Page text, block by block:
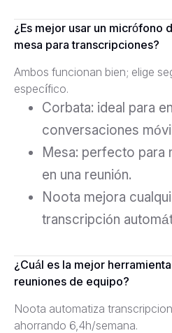
¿Es mejor usar un micrófono
mesa para transcripciones?
Ambos funcionan bien; elige
específico.
Corbata: ideal para
conversaciones
Mesa: perfecto para
en una reunión.
Noota mejora
transcripción
¿Cuál es la mejor
reuniones de equipo?
Noota automatiza
ahorrando 6,4h/semana.